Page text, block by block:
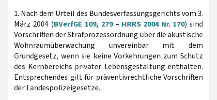
1. Nach dem Urteil des Bundesverfassungsgerichts vom 3.
März 2004 (BVerfGE 109, 279= HRRS 2004 Nr. 170) sind
Vorschriften der Strafprozessordnung über die akustische
Wohnraumüberwachung unvereinbar mit dem
Grundgesetz, wenn sie keine Vorkehrungen zum Schutz
des Kernbereichs privater Lebensgestaltung enthalten.
Entsprechendes gilt für präventivrechtliche Vorschriften
der Landespolizeigesetze.